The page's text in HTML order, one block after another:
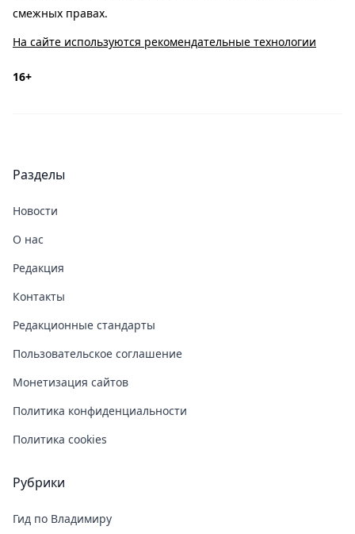
смежных правах.
На сайте используются рекомендательные технологии
16+
Разделы
Новости
О нас
Редакция
Контакты
Редакционные стандарты
Пользовательское соглашение
Монетизация сайтов
Политика конфиденциальности
Политика cookies
Рубрики
Гид по Владимиру